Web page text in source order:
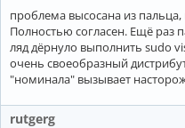
проблема высосана из
Полностью согласен. Ещё раз
ляд дёрнуло выполнить sudo
очень своеобразный
"номинала" вызывает
rutgerg